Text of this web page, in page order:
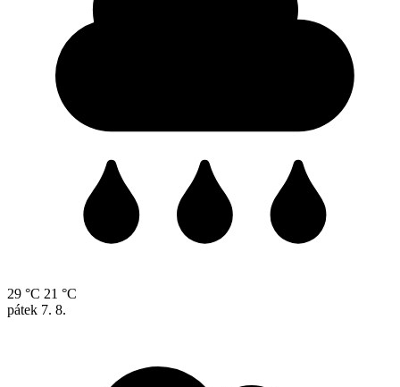
29 °C 21 °C
pátek 7. 8.